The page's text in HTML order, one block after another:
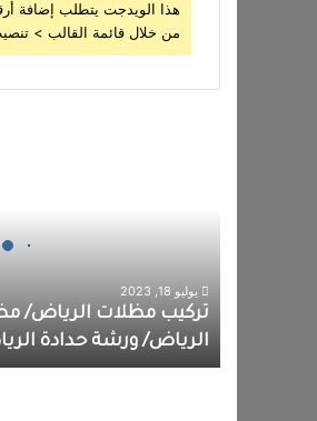
هذا الويدجت يتطلب إضافة
من خلال قائمة القالب >
يوليو 18, 2023
تركيب مظلات الرياض/
الرياض/ ورشة حدادة